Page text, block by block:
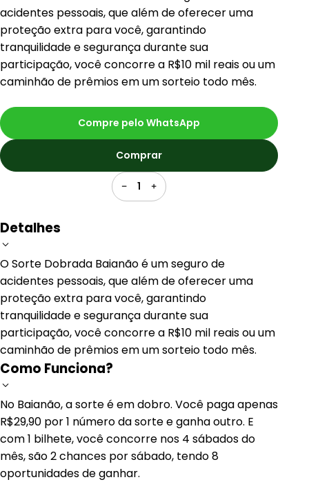
acidentes pessoais, que além de oferecer uma
proteção extra para você, garantindo
tranquilidade e segurança durante sua
participação, você concorre a R$10 mil reais ou um
caminhão de prêmios em um sorteio todo mês.
1
Comprar
Compre pelo WhatsApp
Detalhes
O Sorte Dobrada Baianão é um seguro de
acidentes pessoais, que além de oferecer uma
proteção extra para você, garantindo
tranquilidade e segurança durante sua
participação, você concorre a R$10 mil reais ou um
caminhão de prêmios em um sorteio todo mês.
Como Funciona?
No Baianão, a sorte é em dobro. Você paga apenas
R$29,90 por 1 número da sorte e ganha outro. E
com 1 bilhete, você concorre nos 4 sábados do
mês, são 2 chances por sábado, tendo 8
oportunidades de ganhar.